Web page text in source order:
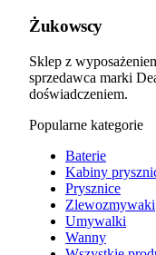
Żukowscy
Sklep z
sprzedawca marki
doświadczeniem.
Popularne kategorie
Baterie
Kabiny
Prysznice
Zlewozmywaki
Umywalki
Wanny